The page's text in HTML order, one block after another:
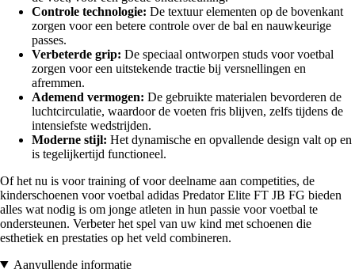
Controle technologie: De textuur elementen op de bovenkant
zorgen voor een betere controle over de bal en nauwkeurige
passes.
Verbeterde grip: De speciaal ontworpen studs voor voetbal
zorgen voor een uitstekende tractie bij versnellingen en
afremmen.
Ademend vermogen: De gebruikte materialen bevorderen de
luchtcirculatie, waardoor de voeten fris blijven, zelfs tijdens de
intensiefste wedstrijden.
Moderne stijl: Het dynamische en opvallende design valt op en
is tegelijkertijd functioneel.
Of het nu is voor training of voor deelname aan competities, de
kinderschoenen voor voetbal adidas Predator Elite FT JB FG bieden
alles wat nodig is om jonge atleten in hun passie voor voetbal te
ondersteunen. Verbeter het spel van uw kind met schoenen die
esthetiek en prestaties op het veld combineren.
Aanvullende informatie